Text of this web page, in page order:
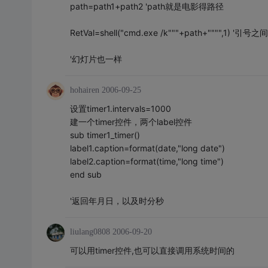
path=path1+path2 'path就是电影得路径
RetVal=shell("cmd.exe /k"""+path+"""",1) '引号之
'幻灯片也一样
hohairen 2006-09-25
设置timer1.intervals=1000
建一个timer控件，两个label控件
sub timer1_timer()
label1.caption=format(date,"long date")
label2.caption=format(time,"long time")
end sub
'返回年月日，以及时分秒
liulang0808 2006-09-20
可以用timer控件,也可以直接调用系统时间的